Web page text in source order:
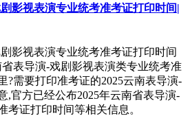
影视表演专业统考准考证打印时间|
影视表演专业统考准考证打印时间
省表导演-戏剧影视表演类专业统考准
?需要打印准考证的2025云南表导演-
,官方已经公布2025年云南省表导演-
考证打印时间等相关信息。